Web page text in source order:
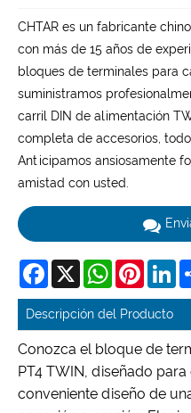
CHTAR es un fabricante
con más de 15 años de
bloques de terminales para
suministramos
carril DIN de alimentación
completa de accesorios,
Anticipamos ansiosamente
amistad con usted.
Facebook
X WhatsApp
Descripción del Producto
Conozca el bloque de
PT4 TWIN, diseñado
conveniente diseño de